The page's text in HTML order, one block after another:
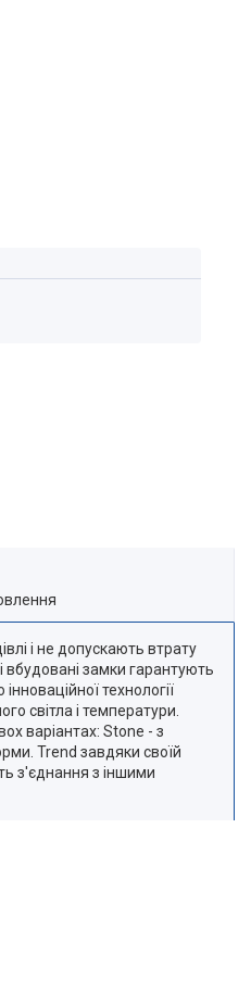
і не допускають втрату
замки гарантують
технології
світла і температури.
варіантах: Stone - з
Trend завдяки своїй
з'єднання з іншими